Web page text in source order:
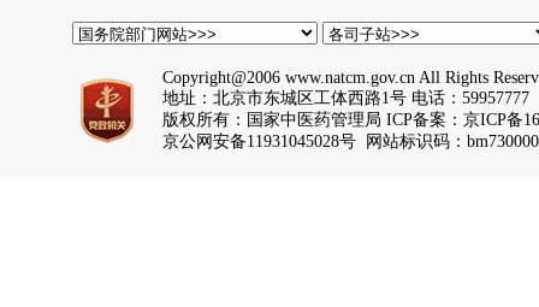
Copyright@2006 www.natcm.gov.cn All Rights
地址：北京市东城区工体西路1号 电话：59957777
版权所有：国家中医药管理局 ICP备案： 京ICP备
京公网安备11931045028号 网站标识码：